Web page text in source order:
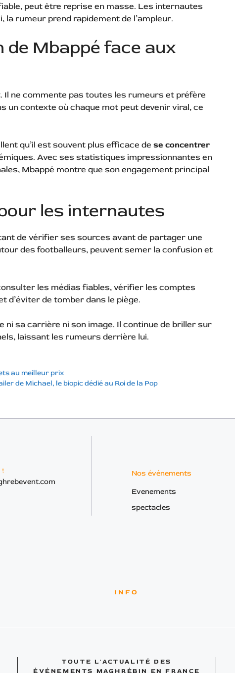
peut être reprise en masse. Les internautes
rumeur prend rapidement de l’ampleur.
Mbappé face aux
ne commente pas toutes les rumeurs et préfère
un contexte où chaque mot peut devenir viral, ce
qu’il est souvent plus efficace de se concentrer
Avec ses statistiques impressionnantes en
Mbappé montre que son engagement principal
les internautes
de vérifier ses sources avant de partager une
des footballeurs, peuvent semer la confusion et
les médias fiables, vérifier les comptes
d’éviter de tomber dans le piège.
ni sa carrière ni son image. Il continue de briller sur
laissant les rumeurs derrière lui.
au meilleur prix
de Michael, le biopic dédié au Roi de la Pop
!
Nos événements
Evenements
spectacles
INFO
TOUTE L'ACTUALITÉ DES
ÉVÉNEMENTS MAGHRÉBIN EN FRANCE